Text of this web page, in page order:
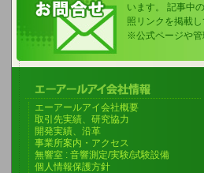
います。 記事中
照リンクを掲載
※公式ページや管
エーアールアイ会社概要
取引先実績、研究協力
開発実績、沿革
事業所案内・アクセス
無響室 : 音響測定/実験/試験設備
個人情報保護方針